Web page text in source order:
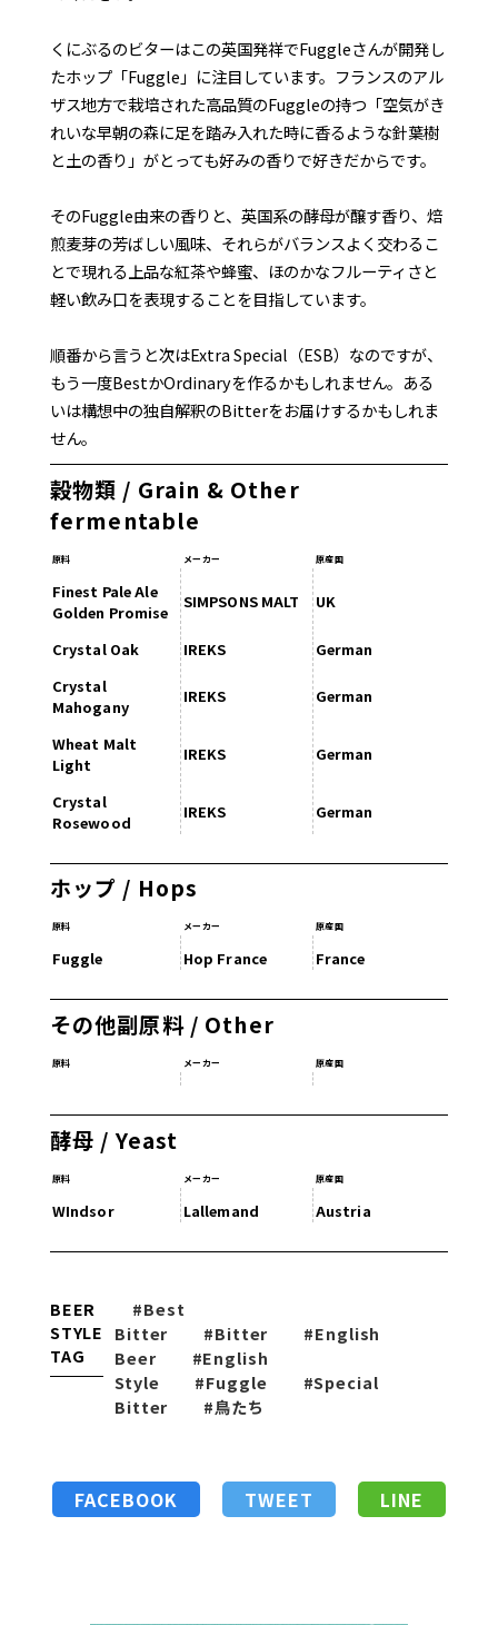
くにぶるのビターはこの英国発祥でFuggleさんが開発し
たホップ「Fuggle」に注目しています。フランスのアル
ザス地方で栽培された高品質のFuggleの持つ「空気がき
れいな早朝の森に足を踏み入れた時に香るような針葉樹
と土の香り」がとっても好みの香りで好きだからです。
そのFuggle由来の香りと、英国系の酵母が醸す香り、焙
煎麦芽の芳ばしい風味、それらがバランスよく交わるこ
とで現れる上品な紅茶や蜂蜜、ほのかなフルーティさと
軽い飲み口を表現することを目指しています。
順番から言うと次はExtra Special（ESB）なのですが、
もう一度BestかOrdinaryを作るかもしれません。ある
いは構想中の独自解釈のBitterをお届けするかもしれま
せん。
穀物類 / Grain & Other
fermentable
原料 メーカー 原産国
Finest Pale Ale
Golden Promise
SIMPSONS MALT UK
Crystal Oak IREKS
German
Crystal
Mahogany
IREKS German
Wheat Malt
Light
IREKS German
Crystal
Rosewood
IREKS German
ホップ / Hops
原料 メーカー 原産国
Fuggle Hop France France
その他副原料 / Other
原料 メーカー 原産国
酵母 / Yeast
原料 メーカー 原産国
WIndsor Lallemand Austria
BEER
STYLE
TAG
#Best
Bitter
#Bitter
#English
Beer
#English
Style
#Fuggle
#Special
Bitter
#鳥たち
FACEBOOK TWEET LINE